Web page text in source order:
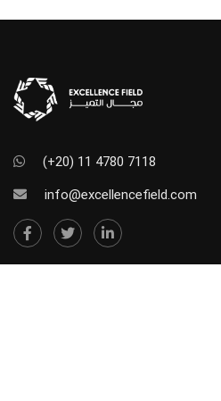
(+20) 11 4780 7118
info@excellencefield.com